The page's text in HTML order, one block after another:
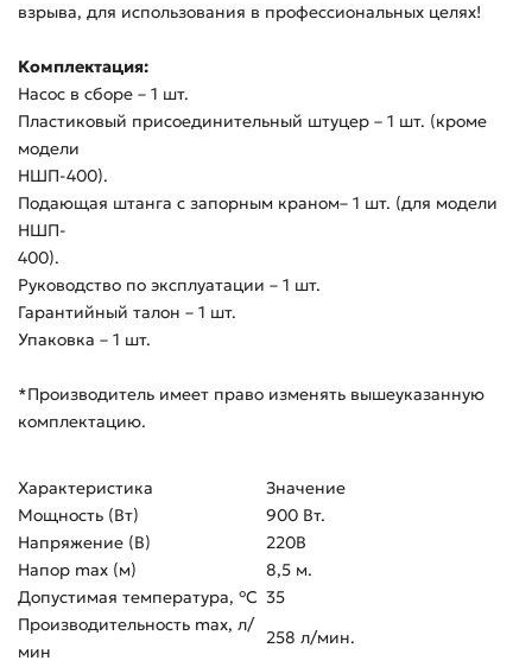
взрыва, для использования в профессиональных целях!
Комплектация:
Насос в сборе – 1 шт.
Пластиковый присоединительный штуцер – 1 шт. (кроме
модели
НШП-400).
Подающая штанга с запорным краном– 1 шт. (для модели
НШП-
400).
Руководство по эксплуатации – 1 шт.
Гарантийный талон – 1 шт.
Упаковка – 1 шт.
*Производитель имеет право изменять вышеуказанную
комплектацию.
Характеристика
Значение
Мощность (Вт)
900 Вт.
Напряжение (В)
220В
Напор max (м)
8,5 м.
Допустимая температура, °C 35
Производительность max, л/
мин
258 л/мин.